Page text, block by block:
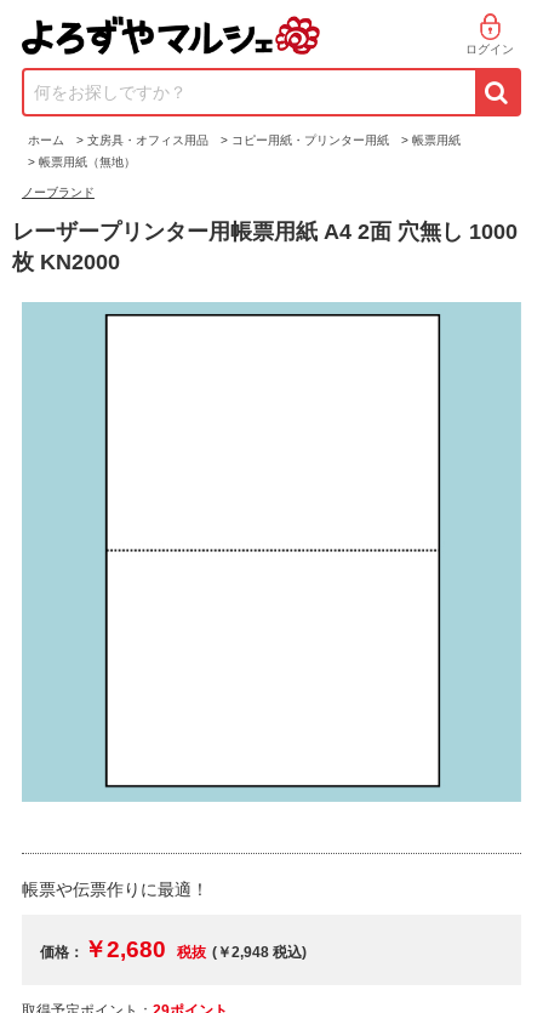
ログイン
何をお探しですか？
ホーム > 文房具・オフィス用品 > コピー用紙・プリンター用紙 > 帳票用紙
> 帳票用紙（無地）
ノーブランド
レーザープリンター用帳票用紙 A4 2面 穴無し 1000
枚 KN2000
帳票や伝票作りに最適！
価格： ￥2,680 税抜 (￥2,948税込)